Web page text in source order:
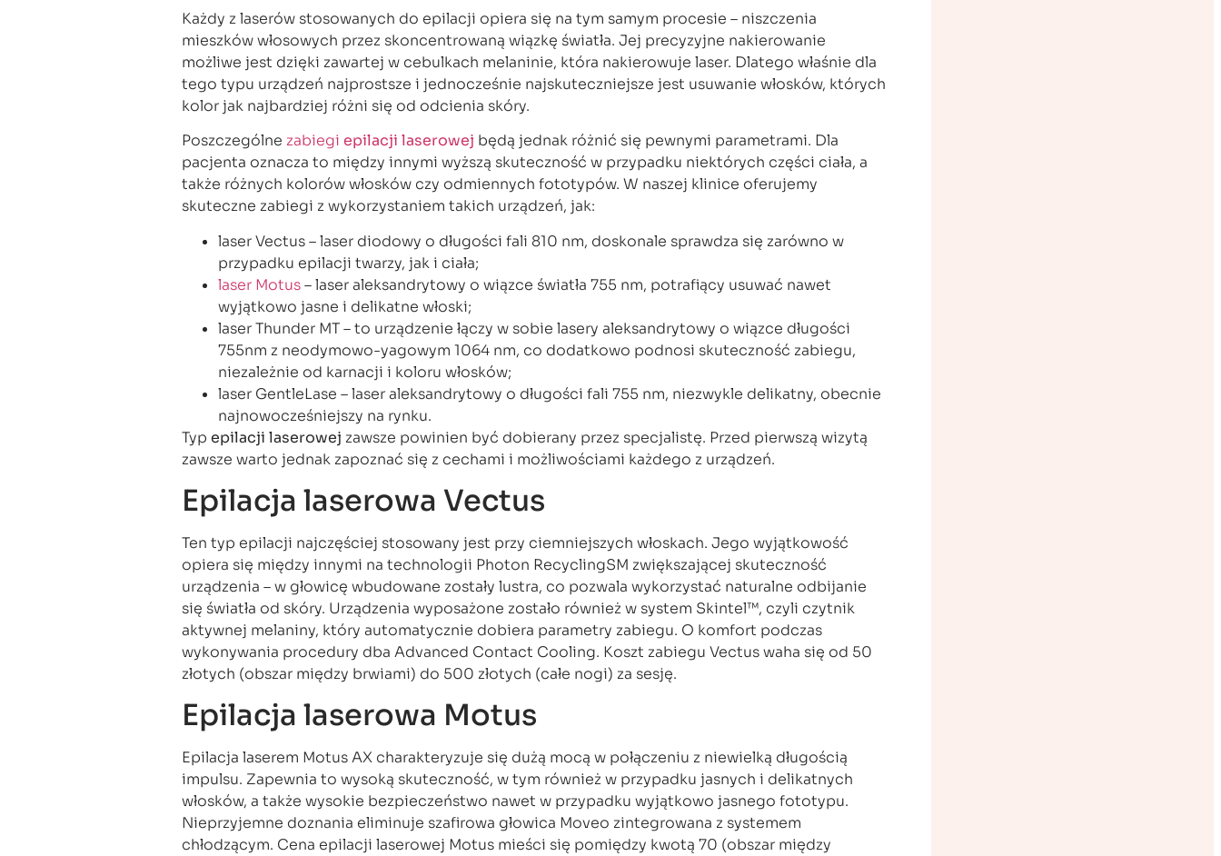
Każdy z laserów stosowanych do epilacji opiera się na tym samym procesie – niszczenia
mieszków włosowych przez skoncentrowaną wiązkę światła. Jej precyzyjne nakierowanie
możliwe jest dzięki zawartej w cebulkach melaninie, która nakierowuje laser. Dlatego właśnie dla
tego typu urządzeń najprostsze i jednocześnie najskuteczniejsze jest usuwanie włosków, których
kolor jak najbardziej różni się od odcienia skóry.
Poszczególne zabiegi epilacji laserowej będą jednak różnić się pewnymi parametrami. Dla
pacjenta oznacza to między innymi wyższą skuteczność w przypadku niektórych części ciała, a
także różnych kolorów włosków czy odmiennych fototypów. W naszej klinice oferujemy
skuteczne zabiegi z wykorzystaniem takich urządzeń, jak:
laser Vectus – laser diodowy o długości fali 810 nm, doskonale sprawdza się zarówno w
przypadku epilacji twarzy, jak i ciała;
laser Motus– laser aleksandrytowy o wiązce światła 755 nm, potrafiący usuwać nawet
wyjątkowo jasne i delikatne włoski;
laser Thunder MT – to urządzenie łączy w sobie lasery aleksandrytowy o wiązce długości
755nm z neodymowo-yagowym 1064 nm, co dodatkowo podnosi skuteczność zabiegu,
niezależnie od karnacji i koloru włosków;
laser GentleLase – laser aleksandrytowy o długości fali 755 nm, niezwykle delikatny, obecnie
najnowocześniejszy na rynku.
Typ epilacji laserowej zawsze powinien być dobierany przez specjalistę. Przed pierwszą wizytą
zawsze warto jednak zapoznać się z cechami i możliwościami każdego z urządzeń.
Epilacja laserowa Vectus
Ten typ epilacji najczęściej stosowany jest przy ciemniejszych włoskach. Jego wyjątkowość
opiera się między innymi na technologii Photon RecyclingSM zwiększającej skuteczność
urządzenia – w głowicę wbudowane zostały lustra, co pozwala wykorzystać naturalne odbijanie
się światła od skóry. Urządzenia wyposażone zostało również w system Skintel™, czyli czytnik
aktywnej melaniny, który automatycznie dobiera parametry zabiegu. O komfort podczas
wykonywania procedury dba Advanced Contact Cooling. Koszt zabiegu Vectus waha się od 50
złotych (obszar między brwiami) do 500 złotych (całe nogi) za sesję.
Epilacja laserowa Motus
Epilacja laserem Motus AX charakteryzuje się dużą mocą w połączeniu z niewielką długością
impulsu. Zapewnia to wysoką skuteczność, w tym również w przypadku jasnych i delikatnych
włosków, a także wysokie bezpieczeństwo nawet w przypadku wyjątkowo jasnego fototypu.
Nieprzyjemne doznania eliminuje szafirowa głowica Moveo zintegrowana z systemem
chłodzącym. Cena epilacji laserowej Motus mieści się pomiędzy kwotą 70 (obszar między